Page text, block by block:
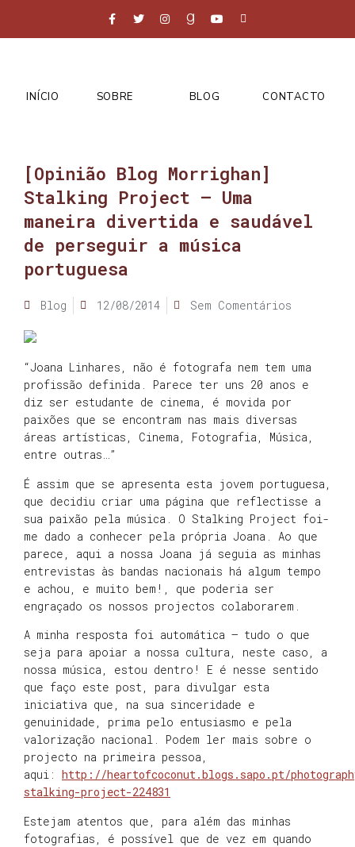
INÍCIO SOBRE BLOG CONTACTO
[Opinião Blog Morrighan]
Stalking Project – Uma
maneira divertida e saudável
de perseguir a música
portuguesa
Blog 12/08/2014 Sem Comentários
“Joana Linhares, não é fotografa nem tem uma
profissão definida. Parece ter uns 20 anos e
diz ser estudante de cinema, é movida por
paixões que se encontram nas mais diversas
áreas artísticas, Cinema, Fotografia, Música,
entre outras…”
É assim que se apresenta esta jovem portuguesa,
que decidiu criar uma página que reflectisse a
sua paixão pela música. O Stalking Project foi-
me dado a conhecer pela própria Joana. Ao que
parece, aqui a nossa Joana já seguia as minhas
entrevistas às bandas nacionais há algum tempo
e achou, e muito bem!, que poderia ser
engraçado os nossos projectos colaborarem.
A minha resposta foi automática – tudo o que
seja para apoiar a nossa cultura, neste caso, a
nossa música, estou dentro! E é nesse sentido
que faço este post, para divulgar esta
iniciativa que, na sua sinceridade e
genuinidade, prima pelo entusiasmo e pela
valorização nacional. Podem ler mais sobre o
projecto na primeira pessoa,
aqui: http://heartofcoconut.blogs.sapo.pt/
stalking-project-224831
Estejam atentos que, para além das minhas
fotografias, é possível que de vez em quando